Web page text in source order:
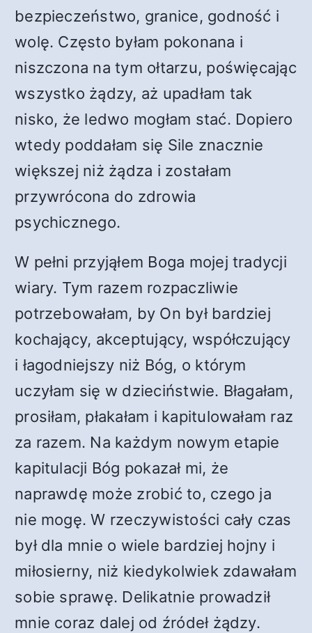
bezpieczeństwo, granice, godność i
wolę. Często byłam pokonana i
niszczona na tym ołtarzu, poświęcając
wszystko żądzy, aż upadłam tak
nisko, że ledwo mogłam stać. Dopiero
wtedy poddałam się Sile znacznie
większej niż żądza i zostałam
przywrócona do zdrowia
psychicznego.
W pełni przyjąłem Boga mojej tradycji
wiary. Tym razem rozpaczliwie
potrzebowałam, by On był bardziej
kochający, akceptujący, współczujący
i łagodniejszy niż Bóg, o którym
uczyłam się w dzieciństwie. Błagałam,
prosiłam, płakałam i kapitulowałam raz
za razem. Na każdym nowym etapie
kapitulacji Bóg pokazał mi, że
naprawdę może zrobić to, czego ja
nie mogę. W rzeczywistości cały czas
był dla mnie o wiele bardziej hojny i
miłosierny, niż kiedykolwiek zdawałam
sobie sprawę. Delikatnie prowadził
mnie coraz dalej od źródeł żądzy.